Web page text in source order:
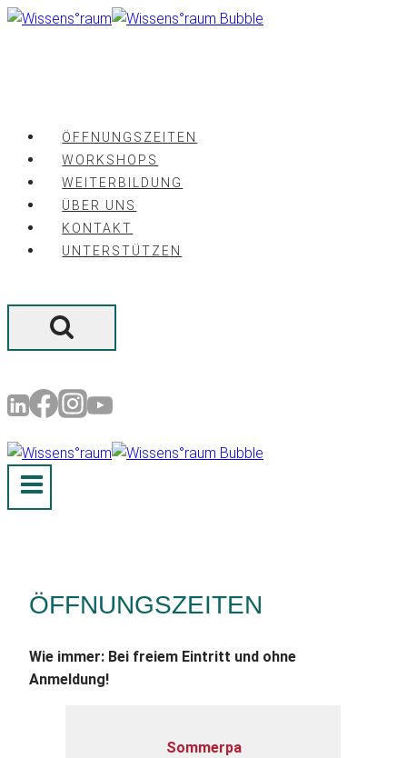
Zum
ÖFFNUNGSZEITEN
WORKSHOPS
WEITERBILDUNG
ÜBER UNS
KONTAKT
UNTERSTÜTZEN
ÖFFNUNGSZEITEN
Wie immer: Bei freiem Eintritt und ohne
Anmeldung!
Sommerpa